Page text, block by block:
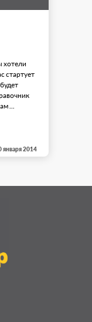
хотели
стартует
...
января 2014